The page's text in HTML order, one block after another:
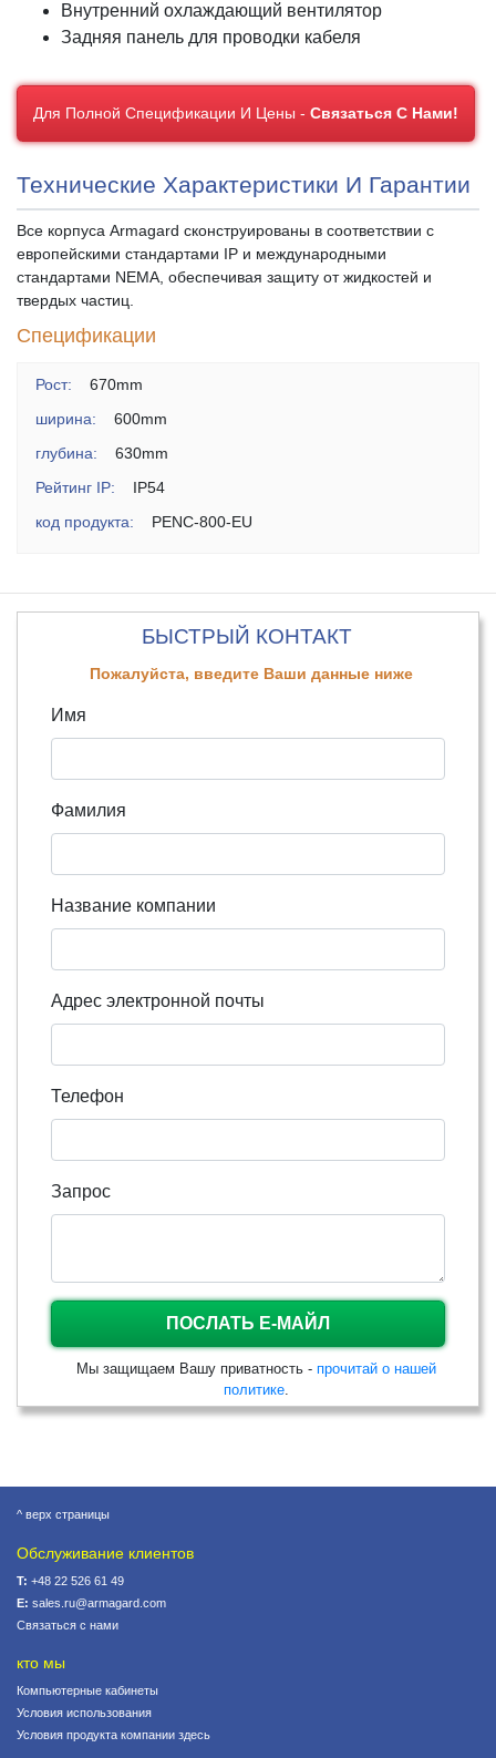
Внутренний охлаждающий вентилятор
Задняя панель для проводки кабеля
Для Полной Спецификации И Цены - Связаться С Нами!
Технические Характеристики И Гарантии
Все корпуса Armagard сконструированы в соответствии с
европейскими стандартами IP и международными
стандартами NEMA, обеспечивая защиту от жидкостей и
твердых частиц.
Спецификации
Рост: 670mm
ширина: 600mm
глубина: 630mm
Рейтинг IP: IP54
код продукта: PENC-800-EU
БЫСТРЫЙ КОНТАКТ
Пожалуйста, введите Ваши данные ниже
Имя
Фамилия
Название компании
Адрес электронной почты
Телефон
Запрос
ПОСЛАТЬ Е-МАЙЛ
Мы защищаем Вашу приватность - прочитай о нашей
политике
^ верх страницы
Обслуживание клиентов
T: +48 22 526 61 49
E: sales.ru@armagard.com
Связаться с нами
кто мы
Компьютерные кабинеты
Условия использования
Условия продукта компании здесь